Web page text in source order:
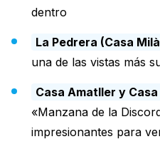
dentro
La Pedrera (Casa
una de las vistas más
Casa Amatller y
«Manzana de la
impresionantes para